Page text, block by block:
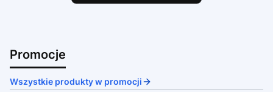
Promocje
Wszystkie produkty w promocji